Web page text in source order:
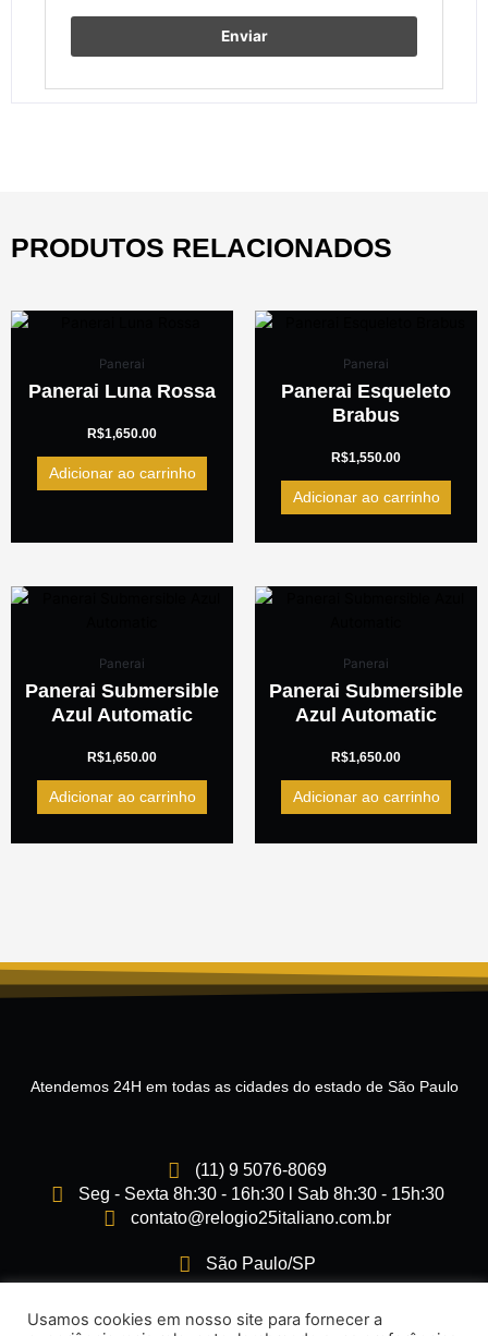
PRODUTOS RELACIONADOS
Panerai
Panerai Luna Rossa
R$1,650.00
Adicionar ao carrinho
Panerai
Panerai Esqueleto
Brabus
R$1,550.00
Adicionar ao carrinho
Panerai
Panerai Submersible
Azul Automatic
R$1,650.00
Adicionar ao carrinho
Panerai
Panerai Submersible
Azul Automatic
R$1,650.00
Adicionar ao carrinho
Atendemos 24H em todas as cidades do estado de São Paulo
(11) 9 5076-8069
Seg - Sexta 8h:30 - 16h:30 l Sab 8h:30 - 15h:30
contato@relogio25italiano.com.br
São Paulo/SP
Usamos cookies em nosso site para fornecer a